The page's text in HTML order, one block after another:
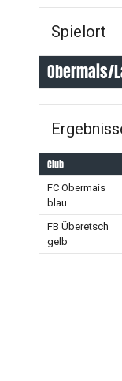
Spielort
Obermais/
Club
FC Obermais
blau
FB Überetsch
gelb